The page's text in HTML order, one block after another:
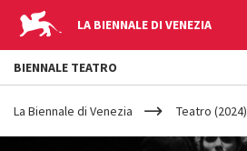
LA BIENNALE DI VENEZIA
YOUR
ARE
HERE
La Biennale di Venezia Teatro (2024)
BIENNALE TEATRO